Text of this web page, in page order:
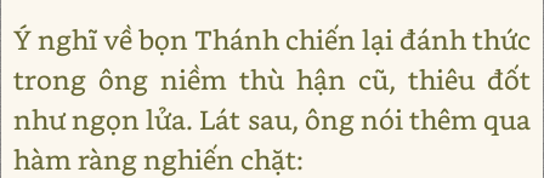
Ý nghĩ về bọn Thánh chiến lại đánh thức
trong ông niềm thù hận cũ, thiêu đốt
như ngọn lửa. Lát sau, ông nói thêm qua
hàm ràng nghiến chặt: